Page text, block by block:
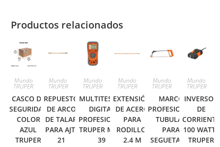
Productos relacionados
Mundo
TRUPER
CASCO DE
SEGURIDAD
COLOR
AZUL
TRUPER
Mundo
TRUPER
REPUESTO
DE ARCO
DE TALAR
PARA AJT-
21
Mundo
TRUPER
MULTITESTER
DIGITAL
PROFESIONAL
TRUPER MUT-
39
Mundo
TRUPER
EXTENSIÓN
DE ACERO
PARA
RODILLO,
2.4 M
Mundo
TRUPER
MARCO
PROFESIONAL
TUBULAR
PARA
SEGUETA 12′
Mundo
TRUPER
INVERSOR
DE
CORRIENTE
100 WATTS
TRUPER